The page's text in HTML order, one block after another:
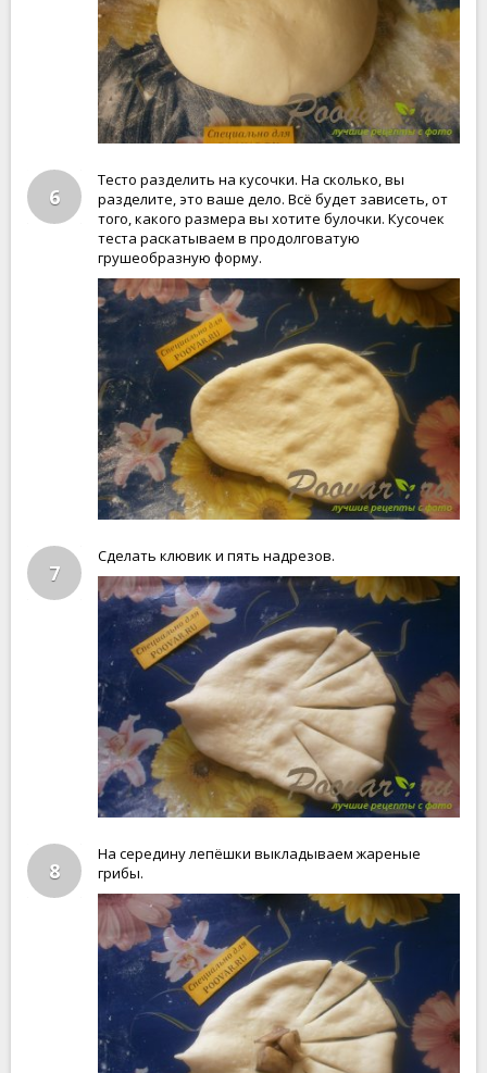
6
Тесто разделить на кусочки. На сколько, вы
разделите, это ваше дело. Всё будет зависеть, от
того, какого размера вы хотите булочки. Кусочек
теста раскатываем в продолговатую
грушеобразную форму.
7
Сделать клювик и пять надрезов.
8
На середину лепёшки выкладываем жареные
грибы.